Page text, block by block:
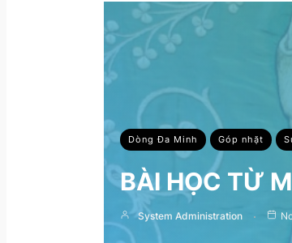
Dòng Đa Minh Góp nhặt
BÀI HỌC TỪ
System Administration